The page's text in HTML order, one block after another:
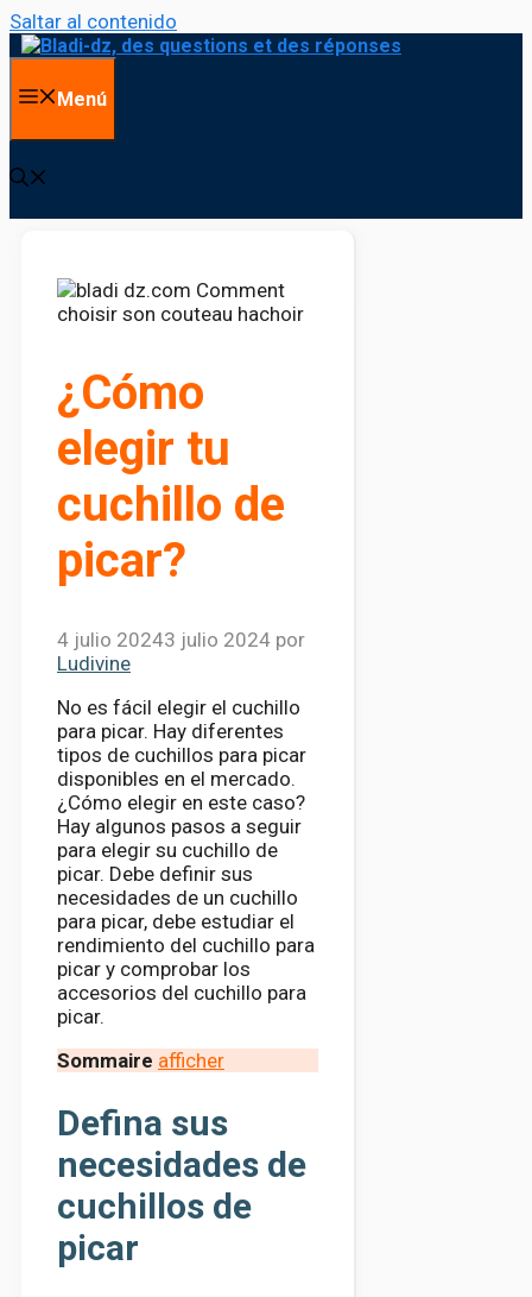
Saltar al contenido
Menú
¿Cómo
elegir tu
cuchillo de
picar?
4 julio 20243 julio 2024 por
Ludivine
No es fácil elegir el cuchillo
para picar. Hay diferentes
tipos de cuchillos para picar
disponibles en el mercado.
¿Cómo elegir en este caso?
Hay algunos pasos a seguir
para elegir su cuchillo de
picar. Debe definir sus
necesidades de un cuchillo
para picar, debe estudiar el
rendimiento del cuchillo para
picar y comprobar los
accesorios del cuchillo para
picar.
Sommaire afficher
Defina sus
necesidades de
cuchillos de
picar